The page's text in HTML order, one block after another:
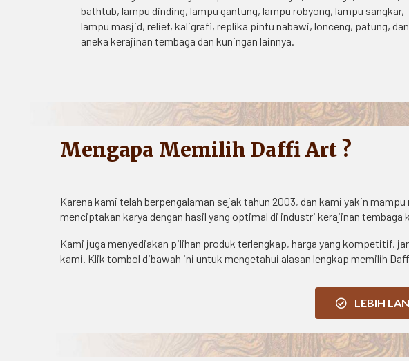
bathtub, lampu dinding, lampu gantung, lampu robyong, lampu sangkar,
lampu masjid, relief, kaligrafi, replika pintu nabawi, lonceng, patung, dan
aneka kerajinan tembaga dan kuningan lainnya.
Mengapa Memilih Daffi Art ?
Karena kami telah berpengalaman sejak tahun 2003, dan kami yakin
menciptakan karya dengan hasil yang optimal di industri kerajinan
Kami juga menyediakan pilihan produk terlengkap, harga yang kompetitif,
kami. Klik tombol dibawah ini untuk mengetahui alasan lengkap memilih
LEBIH